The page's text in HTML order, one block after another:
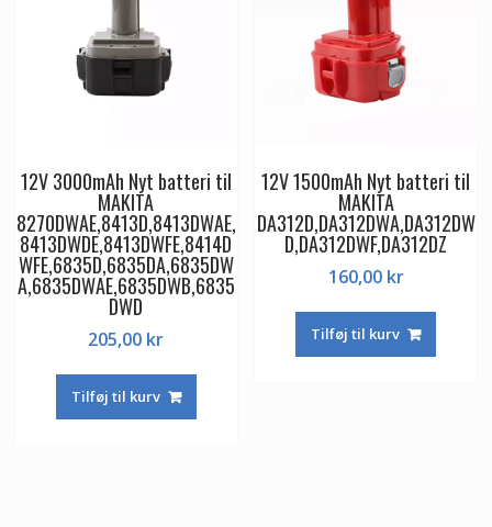
12V 3000mAh Nyt batteri til
MAKITA
8270DWAE,8413D,8413DWAE,
8413DWDE,8413DWFE,8414D
WFE,6835D,6835DA,6835DW
A,6835DWAE,6835DWB,6835
DWD
205,00 kr
Tilføj til kurv
12V 1500mAh Nyt batteri til
MAKITA
DA312D,DA312DWA,DA312DW
D,DA312DWF,DA312DZ
160,00 kr
Tilføj til kurv